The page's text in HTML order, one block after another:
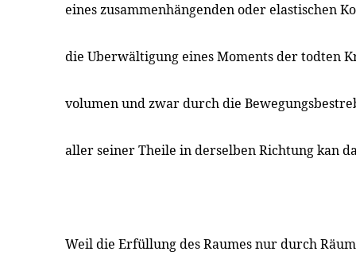
eines zusammenhängenden oder elastischen
die Uberwältigung eines Moments der todten
volumen und zwar durch die
aller seiner Theile in derselben Richtung kan
Weil die Erfüllung des Raumes nur durch